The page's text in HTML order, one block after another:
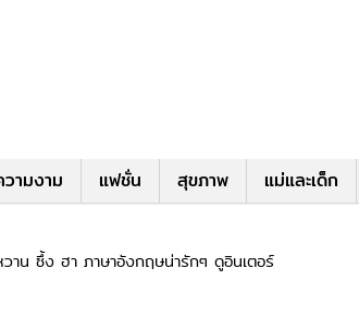
ามงาม แฟชั่น สุขภาพ แม่และเด็ก
น ซึ้ง ฮา ภาษาอังกฤษน่ารักๆ ดูอินเตอร์